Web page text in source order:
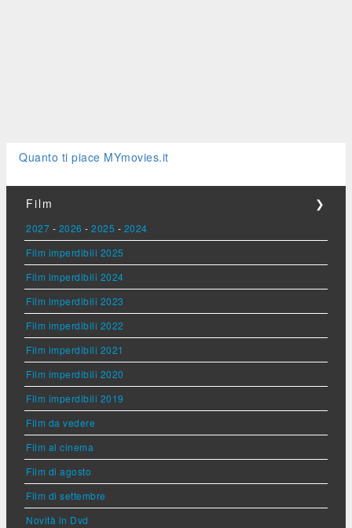
Quanto ti piace MYmovies.it
Film ❯
2027 - 2026 - 2025 - 2024
Film imperdibili 2025
Film imperdibili 2024
Film imperdibili 2023
Film imperdibili 2022
Film imperdibili 2021
Film imperdibili 2020
Film imperdibili 2019
Film da vedere
Film al cinema
Film di agosto
Film di settembre
Novità in Dvd